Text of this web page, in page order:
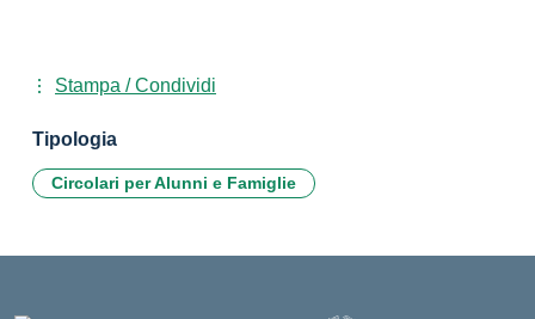
Stampa / Condividi
Tipologia
Circolari per Alunni e Famiglie